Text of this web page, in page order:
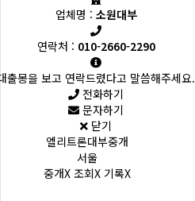
업체명 : 소원대부
연락처 : 010-2660-2290
출몽을 보고 연락드렸다고 말씀해주세요.
전화하기
문자하기
닫기
엘리트론대부중개
서울
중개X 조회X 기록X